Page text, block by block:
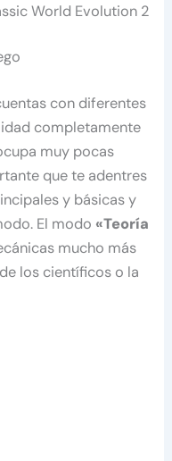
World Evolution 2
con diferentes
completamente
muy pocas
que te adentres
y básicas y
El modo «Teoría
mucho más
los científicos o la